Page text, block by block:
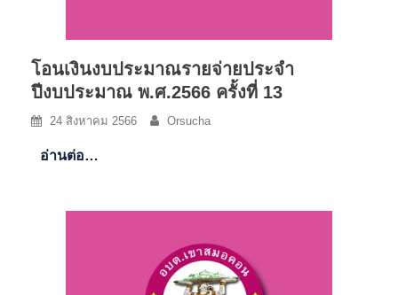
โอนเงินงบประมาณรายจ่ายประจำ
ปีงบประมาณ พ.ศ.2566 ครั้งที่ 13
24 สิงหาคม 2566 Orsucha
อ่านต่อ…